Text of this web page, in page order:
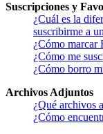
Suscripciones y
¿Cuál es la
suscribirme a
¿Cómo marcar
¿Cómo me
¿Cómo borro
Archivos Adjuntos
¿Qué archivos
¿Cómo